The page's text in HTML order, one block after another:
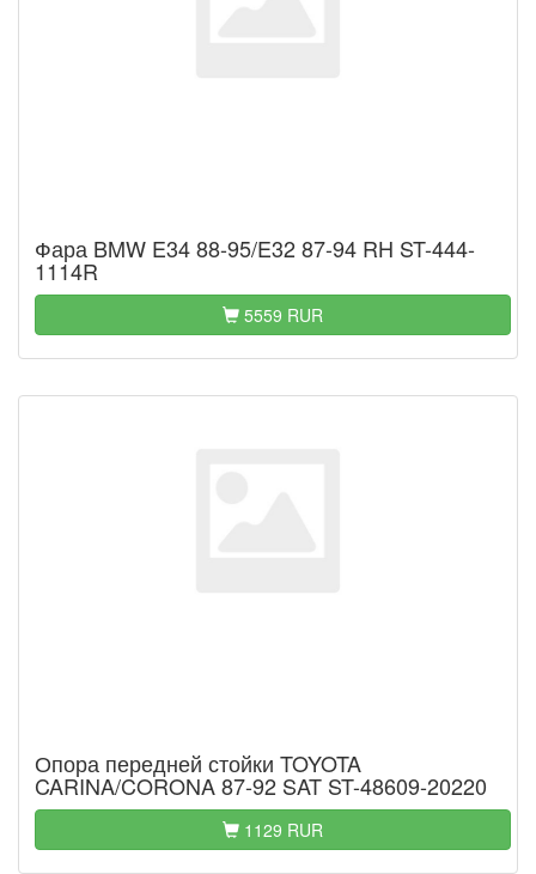
Фара BMW E34 88-95/E32 87-94 RH ST-444-
1114R
5559 RUR
Опора передней стойки TOYOTA
CARINA/CORONA 87-92 SAT ST-48609-20220
1129 RUR